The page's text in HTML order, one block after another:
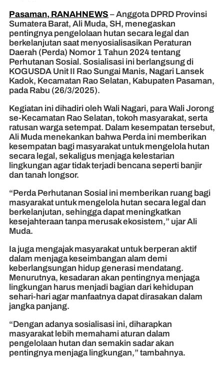
Pasaman, RANAHNEWS – Anggota DPRD Provinsi
Sumatera Barat, Ali Muda, SH, menegaskan
pentingnya pengelolaan hutan secara legal dan
berkelanjutan saat menyosialisasikan Peraturan
Daerah (Perda) Nomor 1 Tahun 2024 tentang
Perhutanan Sosial. Sosialisasi ini berlangsung di
KOGUSDA Unit II Rao Sungai Manis, Nagari Lansek
Kadok, Kecamatan Rao Selatan, Kabupaten Pasaman,
pada Rabu (26/3/2025).
Kegiatan ini dihadiri oleh Wali Nagari, para Wali Jorong
se-Kecamatan Rao Selatan, tokoh masyarakat, serta
ratusan warga setempat. Dalam kesempatan tersebut,
Ali Muda menekankan bahwa Perda ini memberikan
kesempatan bagi masyarakat untuk mengelola hutan
secara legal, sekaligus menjaga kelestarian
lingkungan agar tidak terjadi bencana seperti banjir
dan tanah longsor.
“Perda Perhutanan Sosial ini memberikan ruang bagi
masyarakat untuk mengelola hutan secara legal dan
berkelanjutan, sehingga dapat meningkatkan
kesejahteraan tanpa merusak ekosistem,” ujar Ali
Muda.
Ia juga mengajak masyarakat untuk berperan aktif
dalam menjaga keseimbangan alam demi
keberlangsungan hidup generasi mendatang.
Menurutnya, kesadaran akan pentingnya menjaga
lingkungan harus menjadi bagian dari kehidupan
sehari-hari agar manfaatnya dapat dirasakan dalam
jangka panjang.
“Dengan adanya sosialisasi ini, diharapkan
masyarakat lebih memahami aturan dalam
pengelolaan hutan dan semakin sadar akan
pentingnya menjaga lingkungan,” tambahnya.